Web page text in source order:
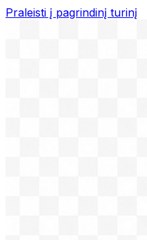
Praleisti į pagrindinį turinį